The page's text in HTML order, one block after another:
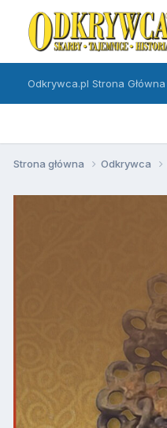
Odkrywca.pl Strona Główna
Strona główna Odkrywca